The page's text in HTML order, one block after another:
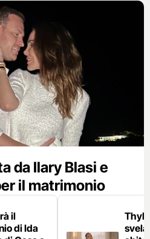
da Ilary Blasi e
il matrimonio
il
di Ida